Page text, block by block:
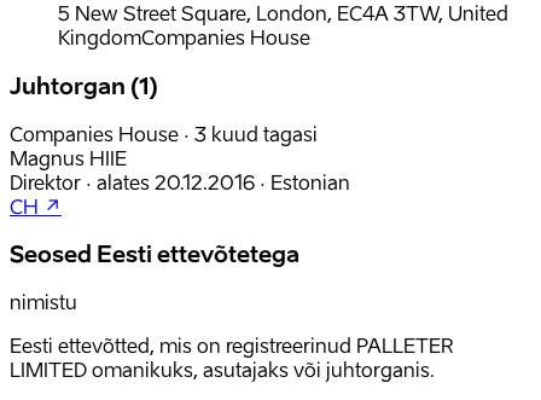
5 New Street Square, London, EC4A 3TW, United
KingdomCompanies House
Juhtorgan (1)
Companies House · 3 kuud tagasi
Magnus HIIE
Direktor · alates 20.12.2016 · Estonian
CH ↗
Seosed Eesti ettevõtetega
nimistu
Eesti ettevõtted, mis on registreerinud PALLETER
LIMITED omanikuks, asutajaks või juhtorganis.